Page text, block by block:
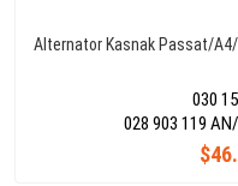
Alternator Kasnak Passat/
030
028 903 119